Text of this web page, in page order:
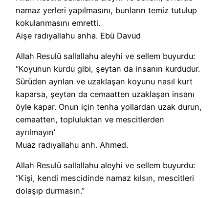
namaz yerleri yapılmasını, bunların temiz tutulup
kokulanmasını emretti.
Aişe radıyallahu anha. Ebü Davud
Allah Resulü sallallahu aleyhi ve sellem buyurdu:
“Koyunun kurdu gibi, şeytan da insanın kurdudur.
Sürüden ayrılan ve uzaklaşan koyunu nasıl kurt
kaparsa, şeytan da cemaatten uzaklaşan insanı
öyle kapar. Onun için tenha yollardan uzak durun,
cemaatten, topluluktan ve mescitlerden
ayrılmayın’
Muaz radıyallahu anh. Ahmed.
Allah Resulü sallallahu aleyhi ve sellem buyurdu:
“Kişi, kendi mescidinde namaz kılsın, mescitleri
dolaşıp durmasın.”